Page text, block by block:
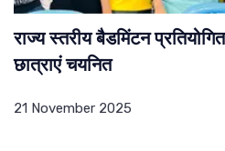
राज्य स्तरीय बैडमिंटन
छात्राएं चयनित
21 November 2025